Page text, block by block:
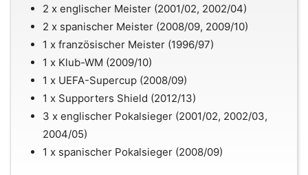
2 x englischer Meister (2001/02, 2002/04)
2 x spanischer Meister (2008/09, 2009/10)
1 x französischer Meister (1996/97)
1 x Klub-WM (2009/10)
1 x UEFA-Supercup (2008/09)
1 x Supporters Shield (2012/13)
3 x englischer Pokalsieger (2001/02, 2002/03,
2004/05)
1 x spanischer Pokalsieger (2008/09)